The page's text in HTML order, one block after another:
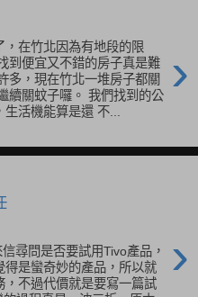
›
在竹北因為有地段的限
到便宜又不錯的房子真是難
多，現在竹北一堆房子都關
續關蚊子囉。 我們找到的公
活機能算是還 不...
›
尋問是否要試用Tivo產品，
得是蠻奇妙的產品，所以就
不過代價就是要寫一篇試